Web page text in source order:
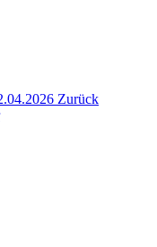
Zurück